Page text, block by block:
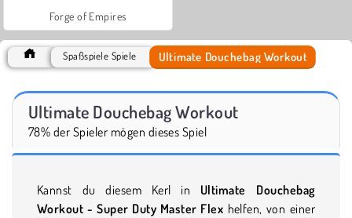
Forge of Empires
Spaßspiele Spiele Ultimate Douchebag Workout
Ultimate Douchebag Workout
78% der Spieler mögen dieses Spiel
Kannst du diesem Kerl in Ultimate Douchebag
Workout - Super Duty Master Flex helfen, von einer